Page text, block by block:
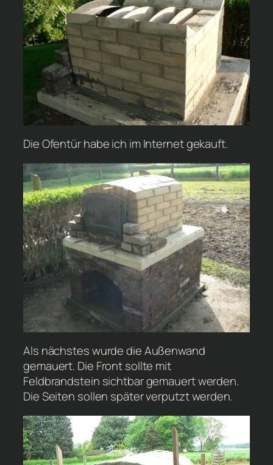
Die Ofentür habe ich im Internet gekauft.
Als nächstes wurde die Außenwand
gemauert. Die Front sollte mit
Feldbrandstein sichtbar gemauert werden.
Die Seiten sollen später verputzt werden.